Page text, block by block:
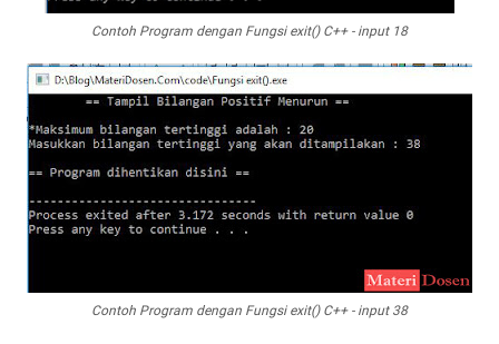
Contoh Program dengan Fungsi exit() C++ - input 18
Contoh Program dengan Fungsi exit() C++ - input 38